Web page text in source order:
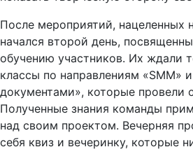
После мероприятий, нацеленных
начался второй день,
обучению участников. Их ждали
классы по направлениям «SMM»
документами», которые провели
Полученные знания команды
над своим проектом. Вечерняя
себя квиз и вечеринку, которые
равнодушными!